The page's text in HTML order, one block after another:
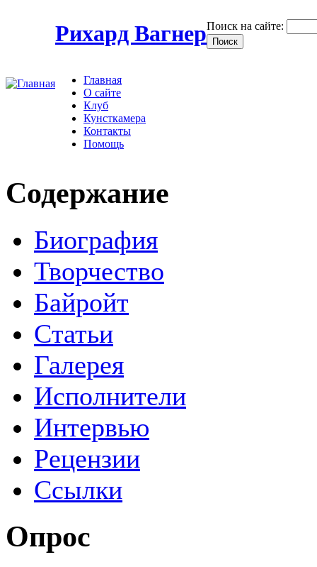
Рихард ВагнерПоиск на сайте:
Главная
О сайте
Клуб
Кунсткамера
Контакты
Помощь
Содержание
Биография
Творчество
Байройт
Статьи
Галерея
Исполнители
Интервью
Рецензии
Ссылки
Опрос